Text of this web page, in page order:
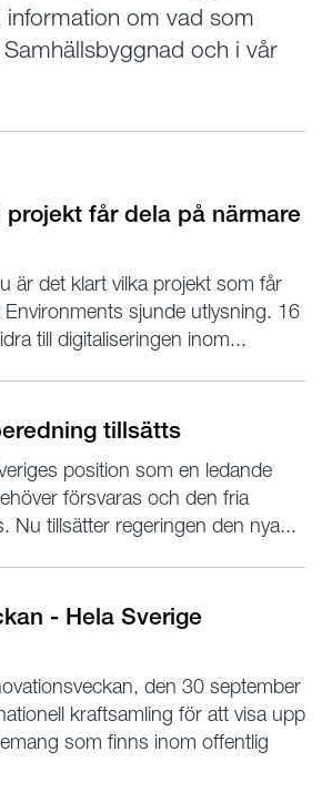
information om vad som
och i vår
projekt får dela på närmare
är det klart vilka projekt som får
Environments sjunde utlysning. 16
till digitaliseringen inom...
tillsätts
position som en ledande
försvaras och den fria
Nu tillsätter regeringen den nya...
- Hela Sverige
den 30 september
kraftsamling för att visa upp
som finns inom offentlig